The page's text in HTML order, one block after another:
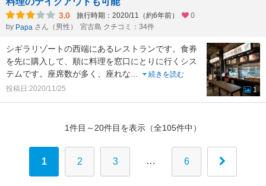
3.0 旅行時期：2020/11（約6年前）
0
by Papa さん（男性） 宮古島 クチコミ：34件
シギラリゾートの西端にあるレストランです。食券
を先に購入して、順に料理を窓口にとりに行くシス
テムです。座席数が多く、座れな
続きを読む
投稿日:2020/11/25
1
1件目～20件目を表示（全105件中）
1 2 3 … 6